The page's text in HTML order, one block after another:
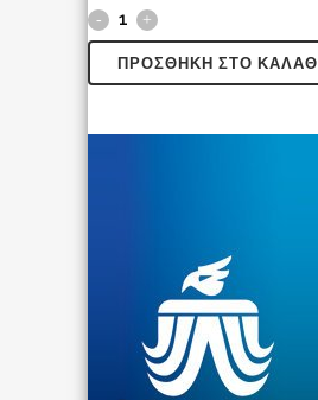
ΠΡΟΣΘΉΚΗ ΣΤΟ ΚΑΛΆΘΙ